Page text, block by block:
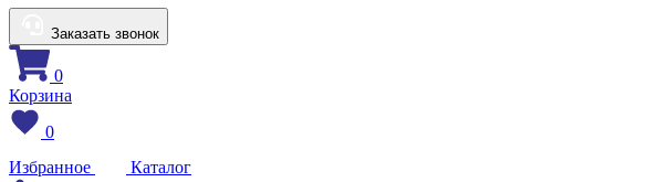
Заказать звонок
0
Корзина
0
Избранное
Каталог